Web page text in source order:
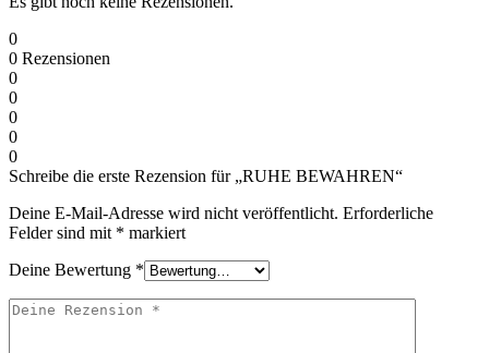
0
0 Rezensionen
0
0
0
0
0
Schreibe die erste Rezension für „RUHE BEWAHREN“
Deine E-Mail-Adresse wird nicht veröffentlicht. Erforderliche
Felder sind mit * markiert
Deine Bewertung *
Deine